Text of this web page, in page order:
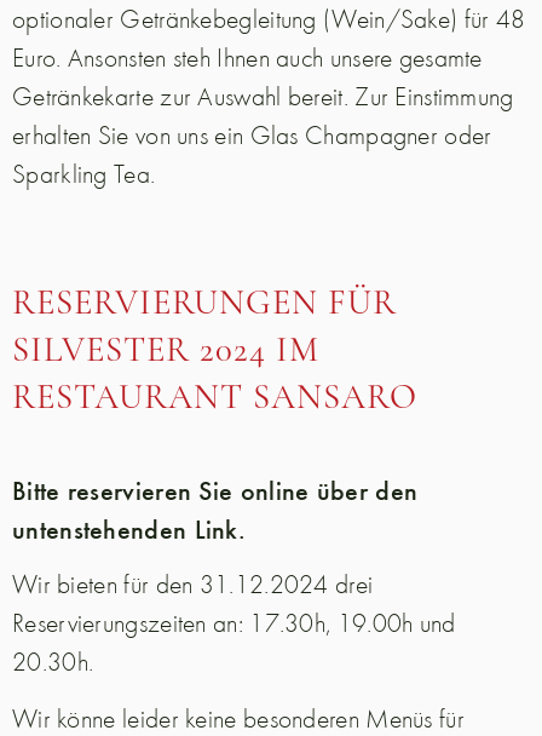
optionaler Getränkebegleitung (Wein/Sake) für 48
Euro. Ansonsten steh Ihnen auch unsere gesamte
Getränkekarte zur Auswahl bereit. Zur Einstimmung
erhalten Sie von uns ein Glas Champagner oder
Sparkling Tea.
RESERVIERUNGEN FÜR
SILVESTER 2024 IM
RESTAURANT SANSARO
Bitte reservieren Sie online über den
untenstehenden Link.
Wir bieten für den 31.12.2024 drei
Reservierungszeiten an: 17.30h, 19.00h und
20.30h.
Wir könne leider keine besonderen Menüs für